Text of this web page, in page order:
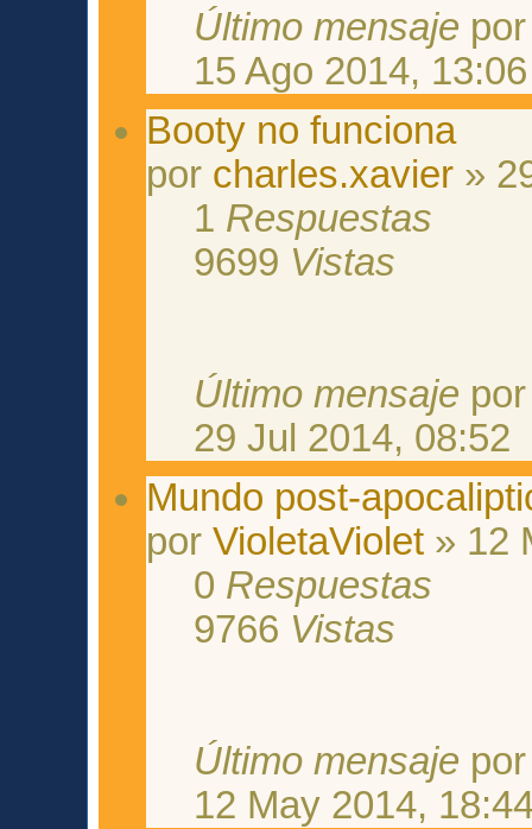
Último mensaje
15 Ago 2014, 13:06
Booty no funciona
por charles.xavier »
1 Respuestas
9699 Vistas
Último mensaje
29 Jul 2014, 08:52
Mundo post-
porVioletaViolet » 12
0 Respuestas
9766 Vistas
Último mensaje
12 May 2014,